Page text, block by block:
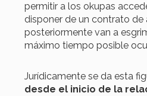
permitir a los okupas
disponer de un contrato de
posteriormente van a
máximo tiempo posible
Jurídicamente se da esta
desde el inicio de la